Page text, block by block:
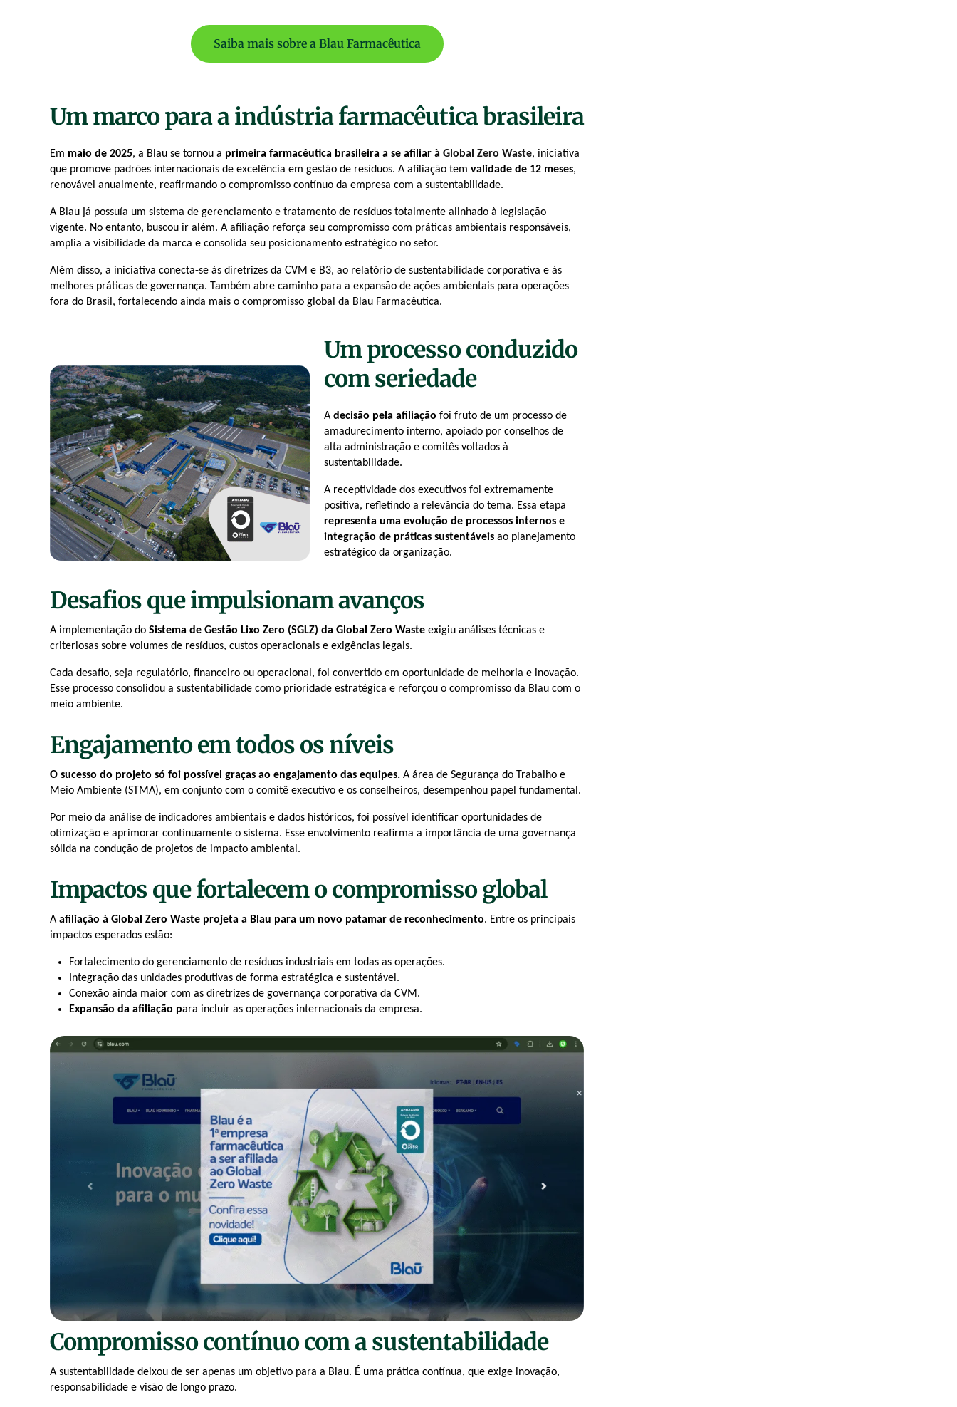
Saiba mais sobre a Blau Farmacêutica
Um marco para a indústria farmacêutica brasileira
Em maio de 2025, a Blau se tornou a primeira farmacêutica brasileira a se afiliar à Global Zero Waste, iniciativa
que promove padrões internacionais de excelência em gestão de resíduos. A afiliação tem validade de 12 meses,
renovável anualmente, reafirmando o compromisso contínuo da empresa com a sustentabilidade.
A Blau já possuía um sistema de gerenciamento e tratamento de resíduos totalmente alinhado à legislação
vigente. No entanto, buscou ir além. A afiliação reforça seu compromisso com práticas ambientais responsáveis,
amplia a visibilidade da marca e consolida seu posicionamento estratégico no setor.
Além disso, a iniciativa conecta-se às diretrizes da CVM e B3, ao relatório de sustentabilidade corporativa e às
melhores práticas de governança. Também abre caminho para a expansão de ações ambientais para operações
fora do Brasil, fortalecendo ainda mais o compromisso global da Blau Farmacêutica.
Um processo conduzido
com seriedade
A decisão pela afiliação foi fruto de um processo de
amadurecimento interno, apoiado por conselhos de
alta administração e comitês voltados à
sustentabilidade.
A receptividade dos executivos foi extremamente
positiva, refletindo a relevância do tema. Essa etapa
representa uma evolução de processos internos e
integração de práticas sustentáveis ao planejamento
estratégico da organização.
Desafios que impulsionam avanços
A implementação do Sistema de Gestão Lixo Zero (SGLZ) da Global Zero Waste exigiu análises técnicas e
criteriosas sobre volumes de resíduos, custos operacionais e exigências legais.
Cada desafio, seja regulatório, financeiro ou operacional, foi convertido em oportunidade de melhoria e inovação.
Esse processo consolidou a sustentabilidade como prioridade estratégica e reforçou o compromisso da Blau com o
meio ambiente.
Engajamento em todos os níveis
O sucesso do projeto só foi possível graças ao engajamento das equipes. A área de Segurança do Trabalho e
Meio Ambiente (STMA), em conjunto com o comitê executivo e os conselheiros, desempenhou papel fundamental.
Por meio da análise de indicadores ambientais e dados históricos, foi possível identificar oportunidades de
otimização e aprimorar continuamente o sistema. Esse envolvimento reafirma a importância de uma governança
sólida na condução de projetos de impacto ambiental.
Impactos que fortalecem o compromisso global
A afiliação à Global Zero Waste projeta a Blau para um novo patamar de reconhecimento. Entre os principais
impactos esperados estão:
Fortalecimento do gerenciamento de resíduos industriais em todas as operações.
Integração das unidades produtivas de forma estratégica e sustentável.
Conexão ainda maior com as diretrizes de governança corporativa da CVM.
Expansão da afiliação para incluir as operações internacionais da empresa.
Compromisso contínuo com a sustentabilidade
A sustentabilidade deixou de ser apenas um objetivo para a Blau. É uma prática contínua, que exige inovação,
responsabilidade e visão de longo prazo.